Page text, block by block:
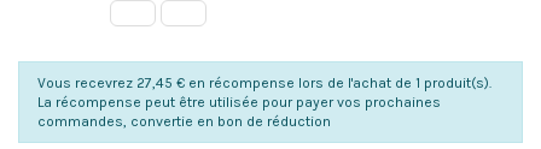
Vous recevrez 27,45 € en récompense lors de l'achat de 1 produit(s).
La récompense peut être utilisée pour payer vos prochaines
commandes, convertie en bon de réduction